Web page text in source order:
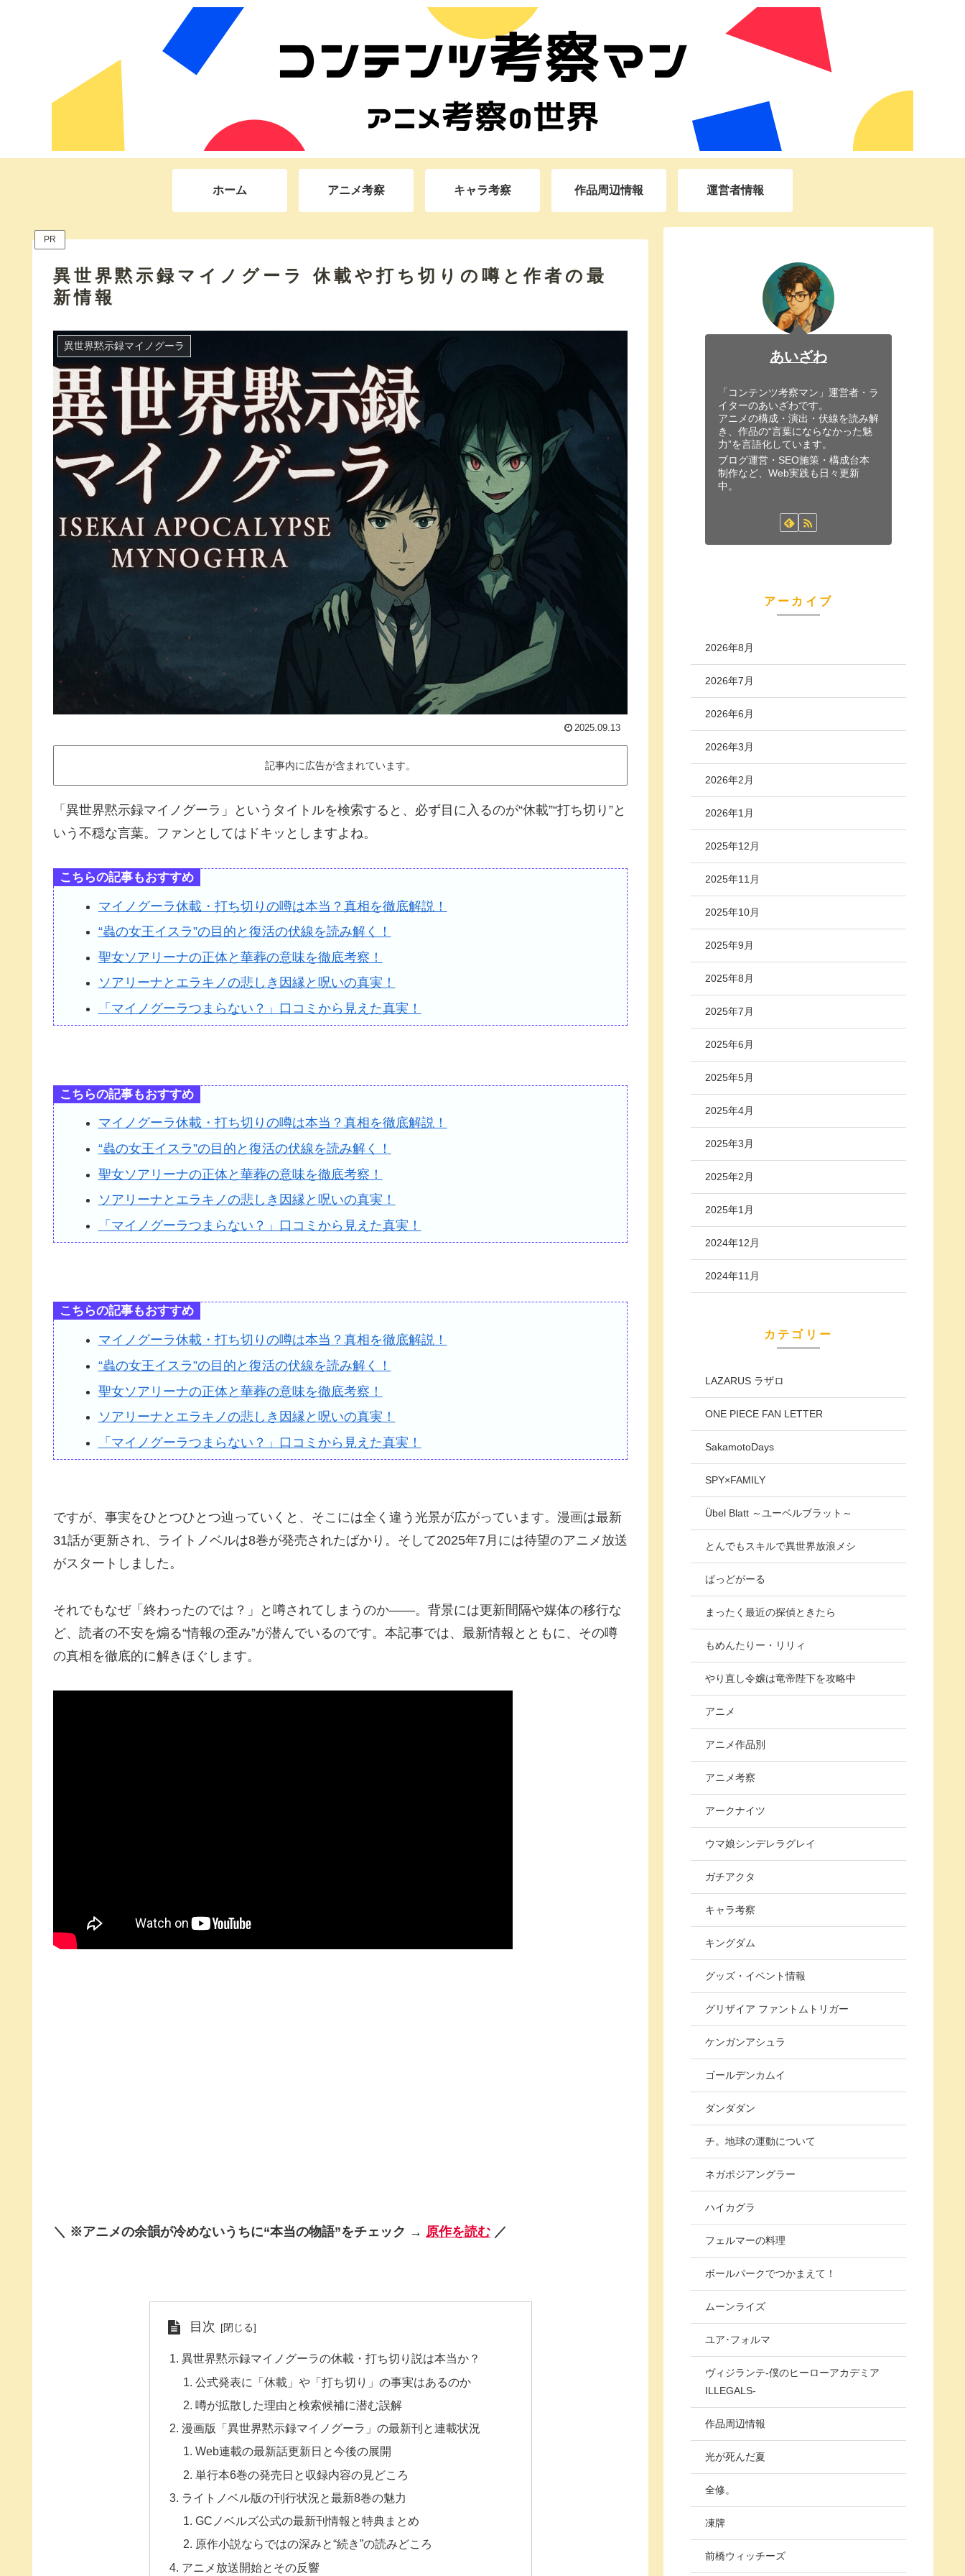
ホーム アニメ考察 キャラ考察 作品周辺情報 運営者情報
PR
異世界黙示録マイノグーラ 休載や打ち切りの噂と作者の最
新情報
異世界黙示録マイノグーラ
2025.09.13
記事内に広告が含まれています。
「異世界黙示録マイノグーラ」というタイトルを検索すると、必ず目に入るのが“休載”“打ち切り”と
いう不穏な言葉。ファンとしてはドキッとしますよね。
こちらの記事もおすすめ
マイノグーラ休載・打ち切りの噂は本当？真相を徹底解説！
“蟲の女王イスラ”の目的と復活の伏線を読み解く！
聖女ソアリーナの正体と華葬の意味を徹底考察！
ソアリーナとエラキノの悲しき因縁と呪いの真実！
「マイノグーラつまらない？」口コミから見えた真実！
こちらの記事もおすすめ
マイノグーラ休載・打ち切りの噂は本当？真相を徹底解説！
“蟲の女王イスラ”の目的と復活の伏線を読み解く！
聖女ソアリーナの正体と華葬の意味を徹底考察！
ソアリーナとエラキノの悲しき因縁と呪いの真実！
「マイノグーラつまらない？」口コミから見えた真実！
こちらの記事もおすすめ
マイノグーラ休載・打ち切りの噂は本当？真相を徹底解説！
“蟲の女王イスラ”の目的と復活の伏線を読み解く！
聖女ソアリーナの正体と華葬の意味を徹底考察！
ソアリーナとエラキノの悲しき因縁と呪いの真実！
「マイノグーラつまらない？」口コミから見えた真実！
ですが、事実をひとつひとつ辿っていくと、そこには全く違う光景が広がっています。漫画は最新
31話が更新され、ライトノベルは8巻が発売されたばかり。そして2025年7月には待望のアニメ放送
がスタートしました。
それでもなぜ「終わったのでは？」と噂されてしまうのか――。背景には更新間隔や媒体の移行な
ど、読者の不安を煽る“情報の歪み”が潜んでいるのです。本記事では、最新情報とともに、その噂
の真相を徹底的に解きほぐします。
＼ ※アニメの余韻が冷めないうちに“本当の物語”をチェック → 原作を読む ／
目次
異世界黙示録マイノグーラの休載・打ち切り説は本当か？
公式発表に「休載」や「打ち切り」の事実はあるのか
噂が拡散した理由と検索候補に潜む誤解
漫画版「異世界黙示録マイノグーラ」の最新刊と連載状況
Web連載の最新話更新日と今後の展開
単行本6巻の発売日と収録内容の見どころ
ライトノベル版の刊行状況と最新8巻の魅力
GCノベルズ公式の最新刊情報と特典まとめ
原作小説ならではの深みと“続き”の読みどころ
アニメ放送開始とその反響
あいざわ
「コンテンツ考察マン」運営者・ラ
イターのあいざわです。
アニメの構成・演出・伏線を読み解
き、作品の“言葉にならなかった魅
力”を言語化しています。
ブログ運営・SEO施策・構成台本
制作など、Web実践も日々更新
中。
アーカイブ
2026年8月
2026年7月
2026年6月
2026年3月
2026年2月
2026年1月
2025年12月
2025年11月
2025年10月
2025年9月
2025年8月
2025年7月
2025年6月
2025年5月
2025年4月
2025年3月
2025年2月
2025年1月
2024年12月
2024年11月
カテゴリー
LAZARUS ラザロ
ONE PIECE FAN LETTER
SakamotoDays
SPY×FAMILY
Übel Blatt ～ユーベルブラット～
とんでもスキルで異世界放浪メシ
ばっどがーる
まったく最近の探偵ときたら
もめんたりー・リリィ
やり直し令嬢は竜帝陛下を攻略中
アニメ
アニメ作品別
アニメ考察
アークナイツ
ウマ娘シンデレラグレイ
ガチアクタ
キャラ考察
キングダム
グッズ・イベント情報
グリザイア ファントムトリガー
ケンガンアシュラ
ゴールデンカムイ
ダンダダン
チ。地球の運動について
ネガポジアングラー
ハイカグラ
フェルマーの料理
ボールパークでつかまえて！
ムーンライズ
ユア･フォルマ
ヴィジランテ-僕のヒーローアカデミア
ILLEGALS-
作品周辺情報
光が死んだ夏
全修。
凍牌
前橋ウィッチーズ